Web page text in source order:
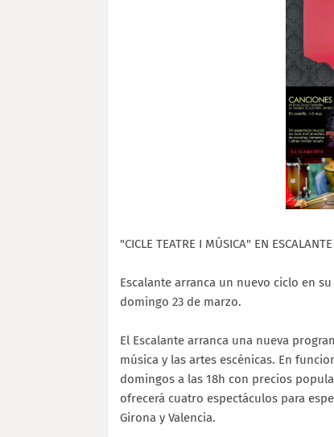
"CICLE TEATRE I MÚSICA" EN ESCALANTE
Escalante arranca un nuevo ciclo en
domingo 23 de marzo.
El Escalante arranca una nueva
música y las artes escénicas. En
domingos a las 18h con precios
ofrecerá cuatro espectáculos para
Girona y Valencia.